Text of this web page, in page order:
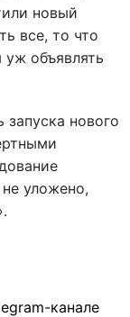
новый
все, то что
уж объявлять
запуска нового
уложено,
канале